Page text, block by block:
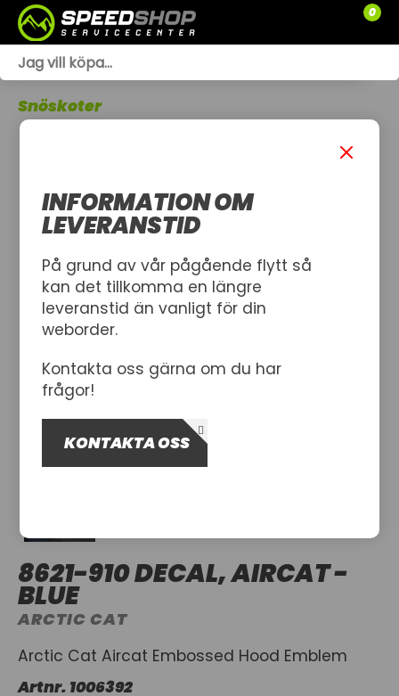
0
SLÄPVAGNAR
Snöskoter
8621-910 DECAL, AIRCAT -
BLUE
ARCTIC CAT
Arctic Cat Aircat Embossed Hood Emblem
Artnr. 1006392
INFORMATION OM
LEVERANSTID
På grund av vår pågående flytt så
kan det tillkomma en längre
leveranstid än vanligt för din
weborder.
Kontakta oss gärna om du har
frågor!
KONTAKTA OSS